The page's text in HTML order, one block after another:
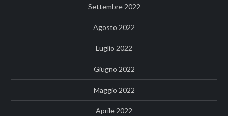
Settembre 2022
Agosto 2022
Luglio 2022
Giugno 2022
Maggio 2022
Aprile 2022